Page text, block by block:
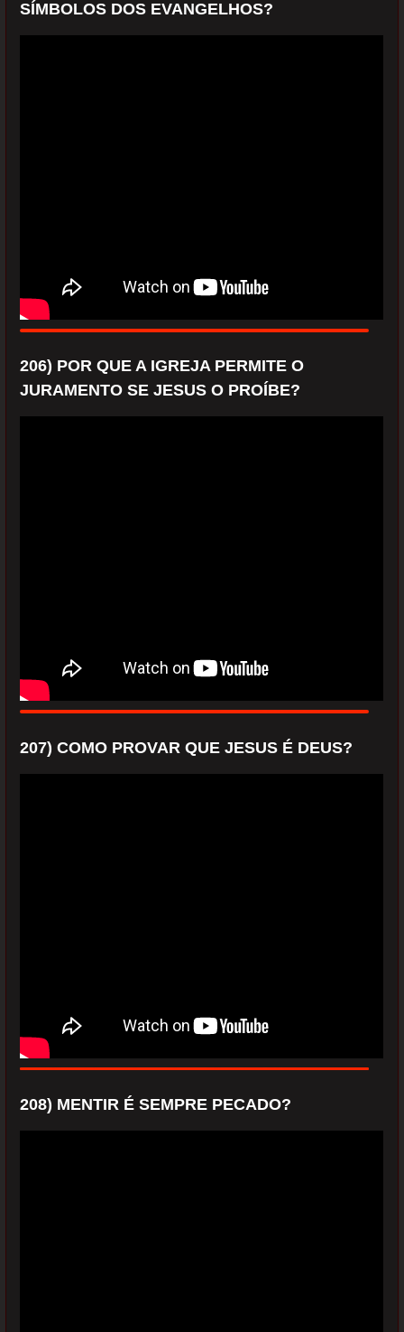
SÍMBOLOS DOS EVANGELHOS?
206) POR QUE A IGREJA PERMITE O
JURAMENTO SE JESUS O PROÍBE?
207) COMO PROVAR QUE JESUS É DEUS?
208) MENTIR É SEMPRE PECADO?